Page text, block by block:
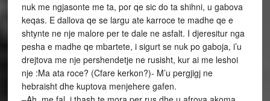
nuk me ngjasonte me ta, por qe sic do ta shihni, u gabova
keqas. E dallova qe se largu ate karroce te madhe qe e
shtynte ne nje malore per te dale ne asfalt. I djeresitur nga
pesha e madhe qe mbartete, i sigurt se nuk po gaboja, i’u
drejtova me nje pershendetje ne rusisht, kur ai me leshoi
nje :Ma ata roce? (Cfare kerkon?)- M’u pergjigj ne
hebraisht dhe kuptova menjehere gafen.